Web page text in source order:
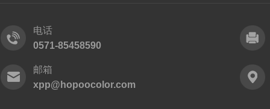
电话
0571-85458590
邮箱
xpp@hopoocolor.com